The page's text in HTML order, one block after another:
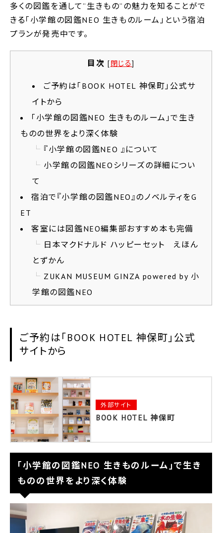
多くの図鑑を通して”生きもの”の魅力を知ることがで
きる「小学館の図鑑NEO 生きものルーム」という宿泊
プランが発売中です。
目次 [閉じる]
ご予約は「BOOK HOTEL 神保町」公式サ
イトから
「小学館の図鑑NEO 生きものルーム」で生き
ものの世界をより深く体験
『小学館の図鑑NEO 』について
小学館の図鑑NEOシリーズの詳細につい
て
宿泊で『小学館の図鑑NEO』のノベルティをG
ET
客室には図鑑NEO編集部おすすめ本も完備
日本マクドナルド ハッピーセット えほん
とずかん
ZUKAN MUSEUM GINZA powered by 小
学館の図鑑NEO
ご予約は「BOOK HOTEL 神保町」公式
サイトから
外部サイト
BOOK HOTEL 神保町
「小学館の図鑑NEO 生きものルーム」で生き
ものの世界をより深く体験